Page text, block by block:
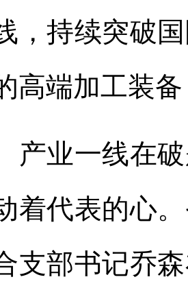
，持续突破
高端加工装
业一线在破
着代表的心
支部书记乔